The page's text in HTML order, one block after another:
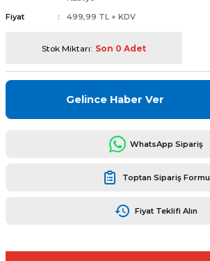
Fiyat
499,99 TL + KDV
Stok Miktarı: Son 0 Adet
Gelince Haber Ver
WhatsApp Sipariş
Toptan Sipariş Formu
Fiyat Teklifi Alın